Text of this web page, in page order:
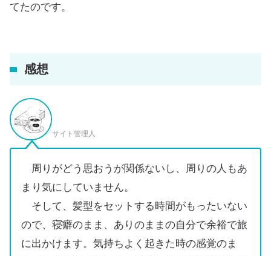
てたのです。
感想
サイト管理人
周りがどう思おうが関係ないし、周りの人もあ
まり気にしていません。
そして、髪型をセットする時間がもったいない
ので、寝癖のまま、ありのままの自分で余裕で旅
に出かけます。気持ちよく起きた時の感覚のま